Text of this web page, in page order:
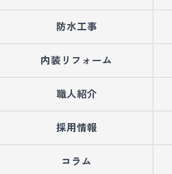
防水工事
内装リフォーム
職人紹介
採用情報
コラム